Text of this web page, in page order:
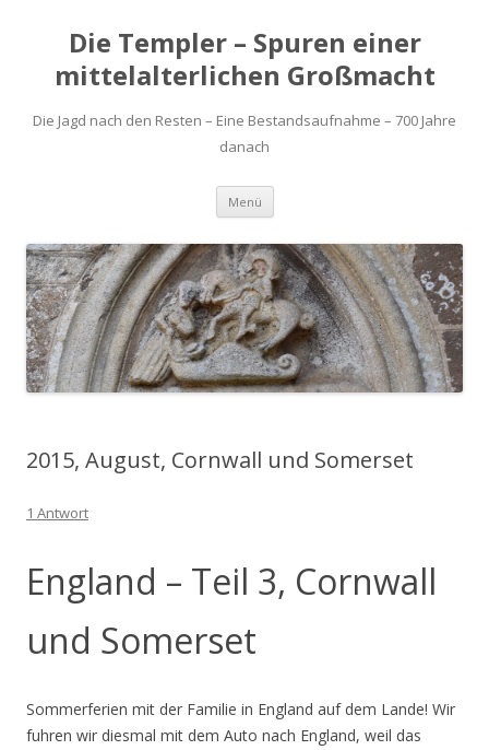
Die Templer – Spuren einer
mittelalterlichen Großmacht
Die Jagd nach den Resten – Eine Bestandsaufnahme – 700 Jahre
danach
Menü Zum
springen
2015, August, Cornwall und Somerset
1 Antwort
England – Teil 3, Cornwall
und Somerset
Sommerferien mit der Familie in England auf dem Lande! Wir
fuhren wir diesmal mit dem Auto nach England, weil das